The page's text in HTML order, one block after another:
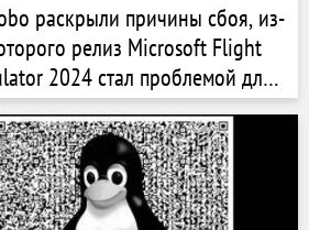
раскрыли причины сбоя, из-
релиз Microsoft Flight
2024 стал проблемой для